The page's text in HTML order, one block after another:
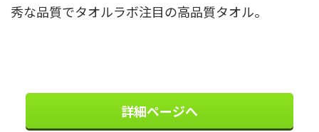
秀な品質でタオルラボ注目の高品質タオル。
詳細ページへ